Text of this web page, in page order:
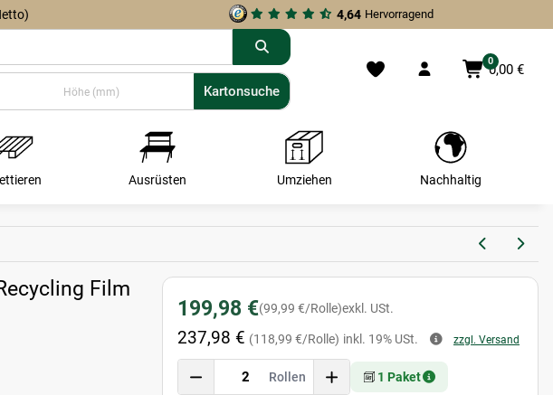
4,64 Hervorragend
0
0,00 €
Kartonsuche
Kartonsuche
Ausrüsten Umziehen Nachhaltig
Film
199,98 €(99,99 €/Rolle)exkl. USt.
237,98 € (118,99 €/Rolle) inkl. 19% USt. zzgl. Versand
Rollen 1 Paket